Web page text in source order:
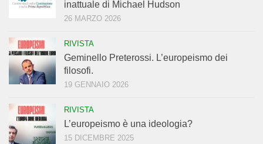
inattuale di Michael Hudson
26 MARZO 2026
RIVISTA
Geminello Preterossi. L’europeismo dei
filosofi.
19 GENNAIO 2026
RIVISTA
L’europeismo è una ideologia?
15 DICEMBRE 2025